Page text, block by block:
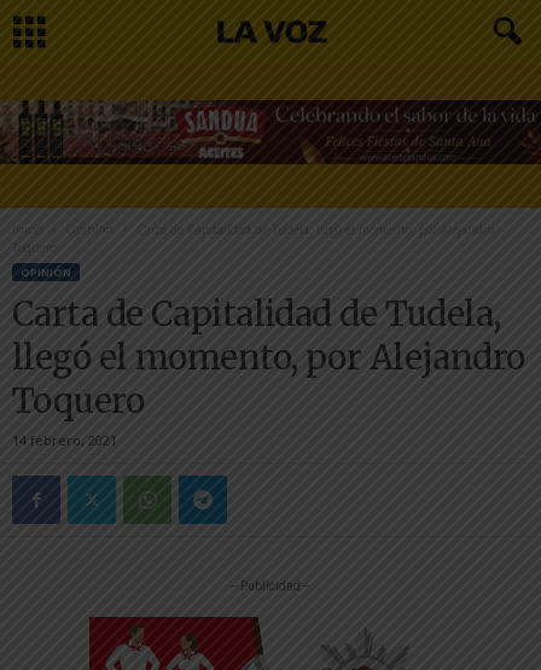
Inicio Opinión
Carta de Capitalidad de Tudela, llegó el momento, por Alejandro
Toquero
OPINIÓN
Carta de Capitalidad de Tudela,
llegó el momento, por Alejandro
Toquero
14 febrero, 2021
-- Publicidad --